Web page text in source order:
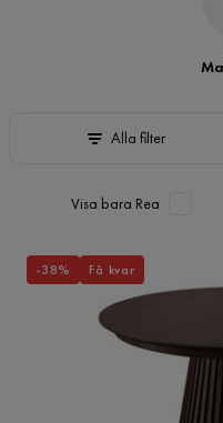
Alla filter
Visa bara Rea
-38% Få kvar